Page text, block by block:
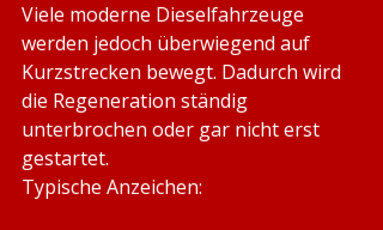
Viele moderne Dieselfahrzeuge
werden jedoch überwiegend auf
Kurzstrecken bewegt. Dadurch wird
die Regeneration ständig
unterbrochen oder gar nicht erst
gestartet.
Typische Anzeichen: